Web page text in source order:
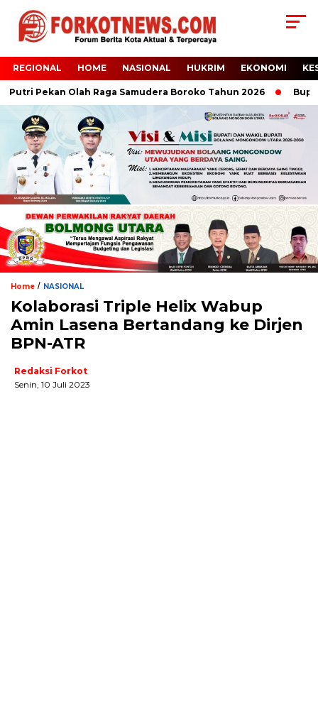
REGIONAL HOME NASIONAL HUKRIM EKONOMI
Pekan Olah Raga Samudera Boroko Tahun 2026 Bupati
Home / NASIONAL
Kolaborasi Triple Helix Wabup
Amin Lasena Bertandang ke Dirjen
BPN-ATR
Redaksi Forkot
Senin, 10 Juli 2023